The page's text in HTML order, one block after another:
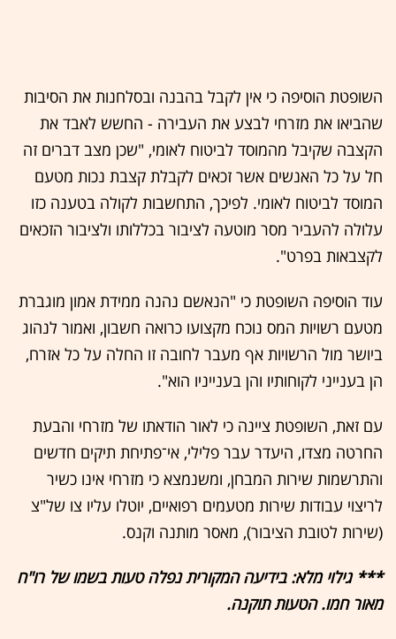
השופטת הוסיפה כי אין לקבל בהבנה ובסלחנות את הסיבות
שהביאו את מזרחי לבצע את העבירה - החשש לאבד את
הקצבה שקיבל מהמוסד לביטוח לאומי, "שכן מצב דברים זה
חל על כל האנשים אשר זכאים לקבלת קצבת נכות מטעם
המוסד לביטוח לאומי. לפיכך, התחשבות לקולה בטענה כזו
עלולה להעביר מסר מוטעה לציבור בכללותו ולציבור הזכאים
לקצבאות בפרט".
עוד הוסיפה השופטת כי "הנאשם נהנה ממידת אמון מוגברת
מטעם רשויות המס נוכח מקצועו כרואה חשבון, ואמור לנהוג
ביושר מול הרשויות אף מעבר לחובה זו החלה על כל אזרח,
הן בענייני לקוחותיו והן בענייניו הוא".
עם זאת, השופטת ציינה כי לאור הודאתו של מזרחי והבעת
החרטה מצדו, היעדר עבר פלילי, אי־פתיחת תיקים חדשים
והתרשמות שירות המבחן, ומשנמצא כי מזרחי אינו כשיר
לריצוי עבודות שירות מטעמים רפואיים, יוטלו עליו צו של"צ
(שירות לטובת הציבור), מאסר מותנה וקנס.
*** גילוי מלא: בידיעה המקורית נפלה טעות בשמו של רו"ח
מאור חמו. הטעות תוקנה.